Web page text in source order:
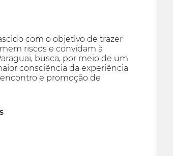
com o objetivo de trazer
riscos e convidam à
busca, por meio de um
consciência da experiência
e promoção de